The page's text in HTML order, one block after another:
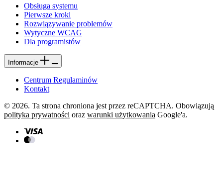
Obsługa systemu
Pierwsze kroki
Rozwiązywanie problemów
Wytyczne WCAG
Dla programistów
Informacje
Centrum Regulaminów
Kontakt
© 2026. Ta strona chroniona jest przez reCAPTCHA. Obowiązują
polityka prywatności oraz warunki użytkowania Google'a.